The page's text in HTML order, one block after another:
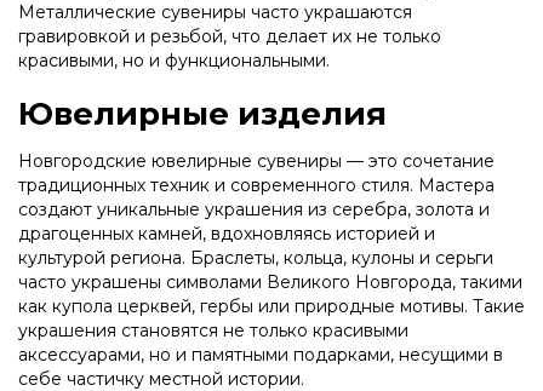
Металлические сувениры часто украшаются
гравировкой и резьбой, что делает их не только
красивыми, но и функциональными.
Ювелирные изделия
Новгородские ювелирные сувениры — это сочетание
традиционных техник и современного стиля. Мастера
создают уникальные украшения из серебра, золота и
драгоценных камней, вдохновляясь историей и
культурой региона. Браслеты, кольца, кулоны и серьги
часто украшены символами Великого Новгорода, такими
как купола церквей, гербы или природные мотивы. Такие
украшения становятся не только красивыми
аксессуарами, но и памятными подарками, несущими в
себе частичку местной истории.